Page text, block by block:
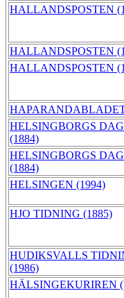
HALLANDSPOSTEN
HALLANDSPOSTEN
HALLANDSPOSTEN
HELSINGBORGS
(1884)
HELSINGBORGS
(1884)
HELSINGEN (1994)
HJO TIDNING (1885)
HUDIKSVALLS
(1986)
HÄLSINGEKURIREN